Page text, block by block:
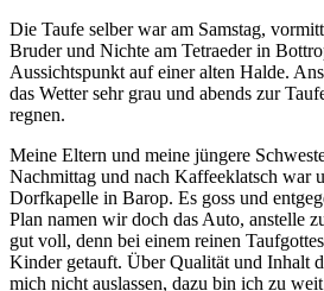
Die Taufe selber war am Samstag,
Bruder und Nichte am Tetraeder in
Aussichtspunkt auf einer alten Halde.
das Wetter sehr grau und abends zur
regnen.
Meine Eltern und meine jüngere
Nachmittag und nach Kaffeeklatsch war
Dorfkapelle in Barop. Es goss und
Plan namen wir doch das Auto, anstelle
gut voll, denn bei einem reinen
Kinder getauft. Über Qualität und Inhalt
mich nicht auslassen, dazu bin ich zu